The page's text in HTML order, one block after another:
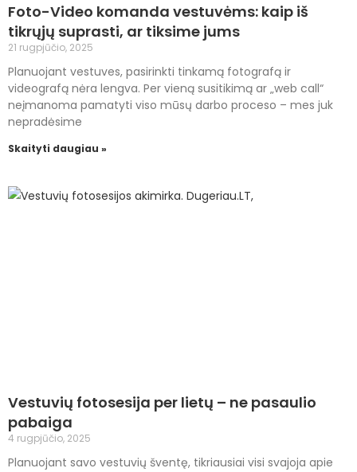
Foto-Video komanda vestuvėms: kaip iš
tikrųjų suprasti, ar tiksime jums
21 rugpjūčio, 2025
Planuojant vestuves, pasirinkti tinkamą fotografą ir
videografą nėra lengva. Per vieną susitikimą ar „web call“
neįmanoma pamatyti viso mūsų darbo proceso – mes juk
nepradėsime
Skaityti daugiau »
Vestuvių fotosesija per lietų – ne pasaulio
pabaiga
4 rugpjūčio, 2025
Planuojant savo vestuvių šventę, tikriausiai visi svajoja apie